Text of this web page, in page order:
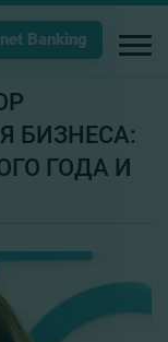
Banking
БИЗНЕСА:
ГОДА И